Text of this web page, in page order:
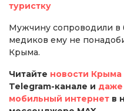
туристку
Мужчину сопроводили в
медиков ему не
Крыма.
Читайте новости Крыма
Telegram-канале и даже
мобильный интернет в